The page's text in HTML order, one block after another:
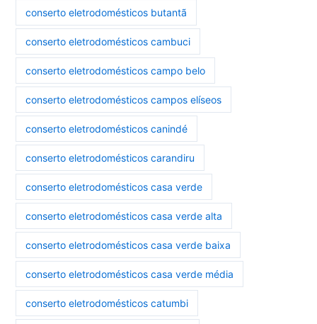
conserto eletrodomésticos butantã
conserto eletrodomésticos cambuci
conserto eletrodomésticos campo belo
conserto eletrodomésticos campos elíseos
conserto eletrodomésticos canindé
conserto eletrodomésticos carandiru
conserto eletrodomésticos casa verde
conserto eletrodomésticos casa verde alta
conserto eletrodomésticos casa verde baixa
conserto eletrodomésticos casa verde média
conserto eletrodomésticos catumbi